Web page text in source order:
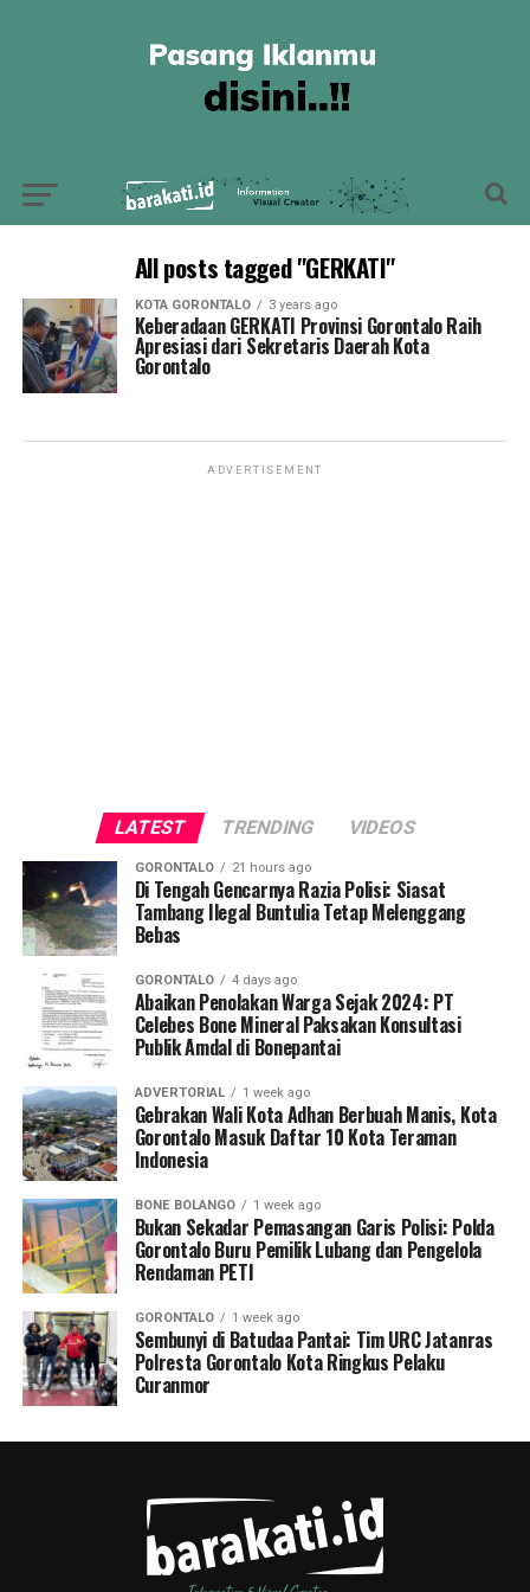
All posts tagged "GERKATI"
KOTA GORONTALO 3 years ago
Keberadaan GERKATI Provinsi Gorontalo Raih
Apresiasi dari Sekretaris Daerah Kota
Gorontalo
ADVERTISEMENT
LATEST TRENDING VIDEOS
GORONTALO 21 hours ago
Di Tengah Gencarnya Razia Polisi: Siasat
Tambang Ilegal Buntulia Tetap Melenggang
Bebas
GORONTALO 4 days ago
Abaikan Penolakan Warga Sejak 2024: PT
Celebes Bone Mineral Paksakan Konsultasi
Publik Amdal di Bonepantai
ADVERTORIAL 1 week ago
Gebrakan Wali Kota Adhan Berbuah Manis, Kota
Gorontalo Masuk Daftar 10 Kota Teraman
Indonesia
BONE BOLANGO 1 week ago
Bukan Sekadar Pemasangan Garis Polisi: Polda
Gorontalo Buru Pemilik Lubang dan Pengelola
Rendaman PETI
GORONTALO 1 week ago
Sembunyi di Batudaa Pantai: Tim URC Jatanras
Polresta Gorontalo Kota Ringkus Pelaku
Curanmor